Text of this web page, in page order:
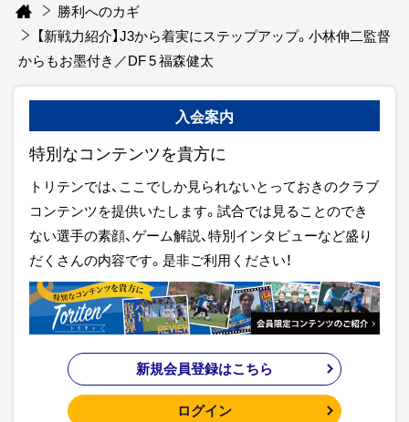
勝利へのカギ
【新戦力紹介】J3から着実にステップアップ。小林伸二監督
からもお墨付き／DF 5 福森健太
入会案内
特別なコンテンツを貴方に
トリテンでは、ここでしか見られないとっておきのクラブ
コンテンツを提供いたします。試合では見ることのでき
ない選手の素顔、ゲーム解説、特別インタビューなど盛り
だくさんの内容です。是非ご利用ください！
新規会員登録はこちら
ログイン